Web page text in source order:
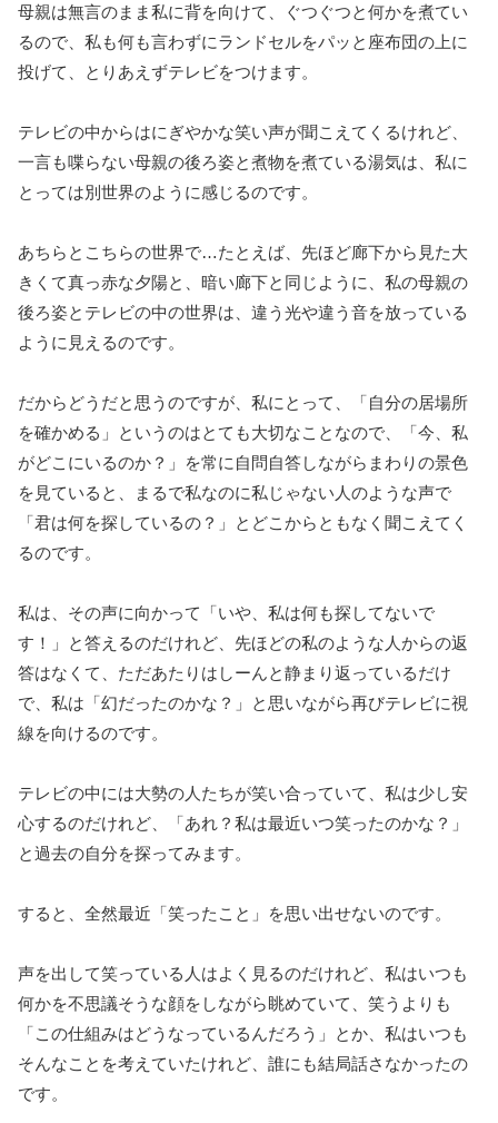
母親は無言のまま私に背を向けて、ぐつぐつと何かを煮てい
るので、私も何も言わずにランドセルをパッと座布団の上に
投げて、とりあえずテレビをつけます。
テレビの中からはにぎやかな笑い声が聞こえてくるけれど、
一言も喋らない母親の後ろ姿と煮物を煮ている湯気は、私に
とっては別世界のように感じるのです。
あちらとこちらの世界で…たとえば、先ほど廊下から見た大
きくて真っ赤な夕陽と、暗い廊下と同じように、私の母親の
後ろ姿とテレビの中の世界は、違う光や違う音を放っている
ように見えるのです。
だからどうだと思うのですが、私にとって、「自分の居場所
を確かめる」というのはとても大切なことなので、「今、私
がどこにいるのか？」を常に自問自答しながらまわりの景色
を見ていると、まるで私なのに私じゃない人のような声で
「君は何を探しているの？」とどこからともなく聞こえてく
るのです。
私は、その声に向かって「いや、私は何も探してないで
す！」と答えるのだけれど、先ほどの私のような人からの返
答はなくて、ただあたりはしーんと静まり返っているだけ
で、私は「幻だったのかな？」と思いながら再びテレビに視
線を向けるのです。
テレビの中には大勢の人たちが笑い合っていて、私は少し安
心するのだけれど、「あれ？私は最近いつ笑ったのかな？」
と過去の自分を探ってみます。
すると、全然最近「笑ったこと」を思い出せないのです。
声を出して笑っている人はよく見るのだけれど、私はいつも
何かを不思議そうな顔をしながら眺めていて、笑うよりも
「この仕組みはどうなっているんだろう」とか、私はいつも
そんなことを考えていたけれど、誰にも結局話さなかったの
です。